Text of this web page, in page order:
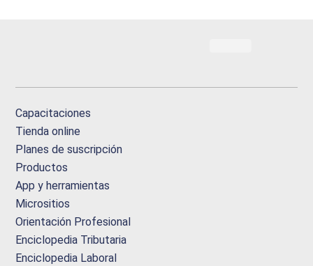
Capacitaciones
Tienda online
Planes de suscripción
Productos
App y herramientas
Micrositios
Orientación Profesional
Enciclopedia Tributaria
Enciclopedia Laboral